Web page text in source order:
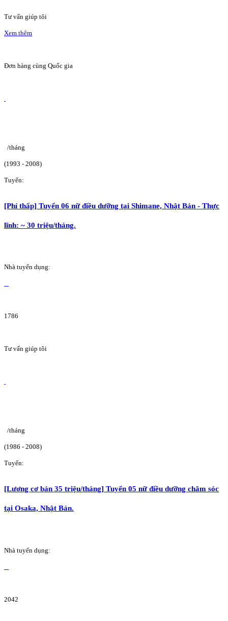
Tư vấn giúp tôi
Xem thêm
Đơn hàng cùng Quốc gia
/tháng
(1993 - 2008)
Tuyển:
[Phí thấp] Tuyển 06 nữ điều dưỡng tại Shimane, Nhật Bản - Thực
lĩnh: ~ 30 triệu/tháng.
Nhà tuyển dụng:
1786
Tư vấn giúp tôi
/tháng
(1986 - 2008)
Tuyển:
[Lương cơ bản 35 triệu/tháng] Tuyển 05 nữ điều dưỡng chăm sóc
tại Osaka, Nhật Bản.
Nhà tuyển dụng:
2042